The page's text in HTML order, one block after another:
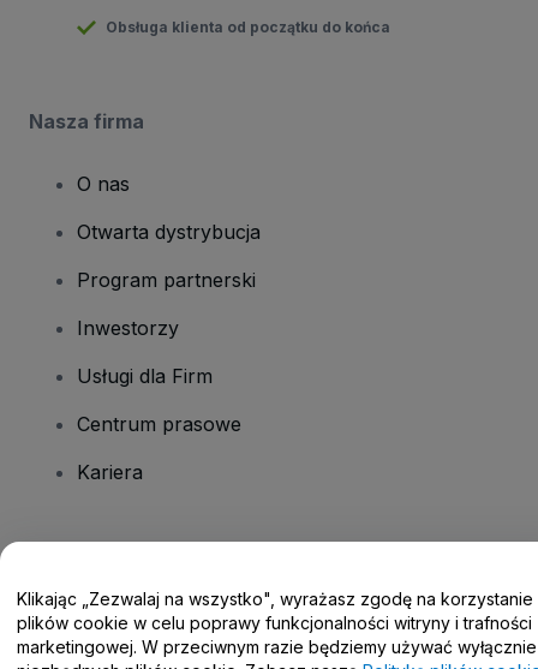
Obsługa klienta od początku do końca
Nasza firma
O nas
Otwarta dystrybucja
Program partnerski
Inwestorzy
Usługi dla Firm
Centrum prasowe
Kariera
Centrum pomocy / Skontaktuj się z nami
Klikając „Zezwalaj na wszystko", wyrażasz zgodę na korzystanie
plików cookie w celu poprawy funkcjonalności witryny i trafności
marketingowej. W przeciwnym razie będziemy używać wyłącznie